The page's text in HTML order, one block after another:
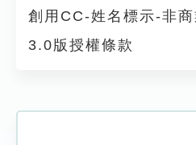
創用CC-姓名標示-非
3.0版授權條款